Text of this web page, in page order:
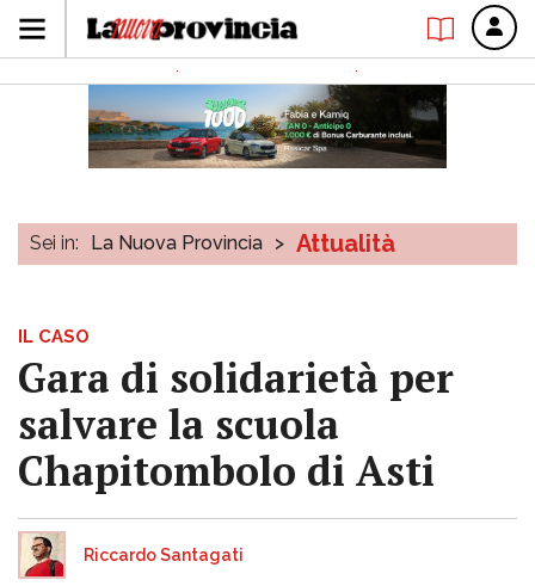
Sei in: La Nuova Provincia > Attualità
IL CASO
Gara di solidarietà per
salvare la scuola
Chapitombolo di Asti
Riccardo Santagati